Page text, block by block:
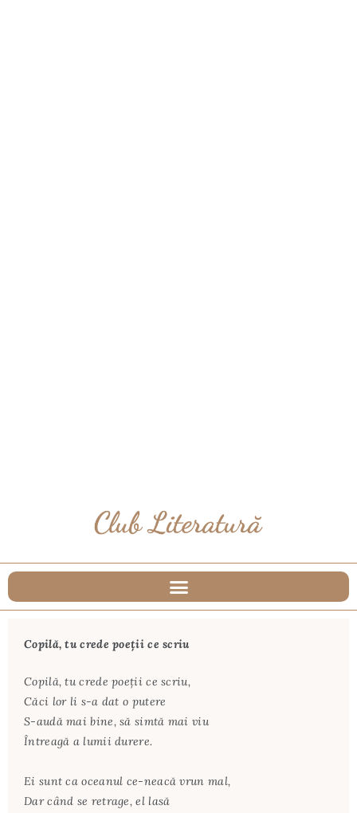
Copilă, tu crede poeţii ce scriu
Copilă, tu crede poeţii ce scriu,
Căci lor li s-a dat o putere
S-audă mai bine, să simtă mai viu
Întreagă a lumii durere.
Ei sunt ca oceanul ce-neacă vrun mal,
Dar când se retrage, el lasă